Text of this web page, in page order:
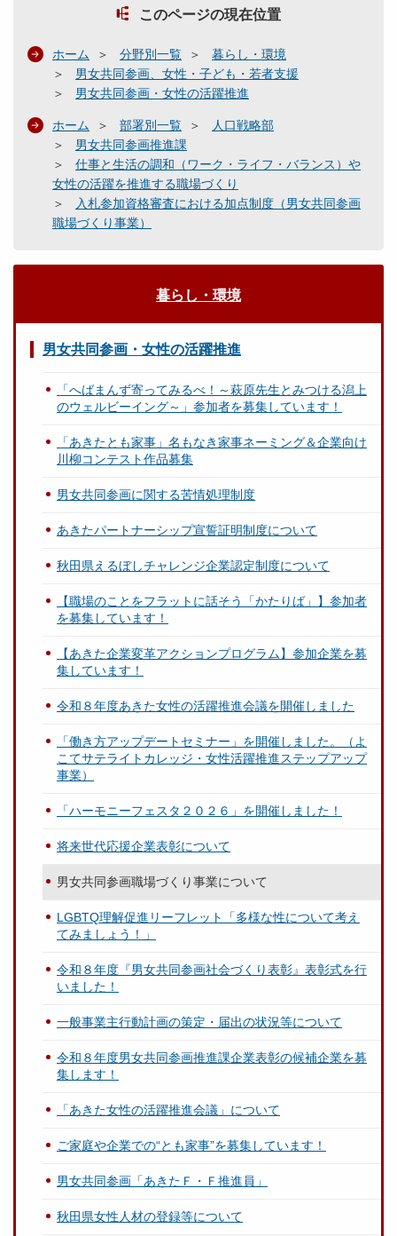
このページの現在位置
ホーム 分野別一覧
暮らし・環境
男女共同参画、女性・子ども・若者支援
男女共同参画・女性の活躍推進
ホーム 部署別一覧
人口戦略部
男女共同参画推進課
仕事と生活の調和（ワーク・ライフ・バランス）や
女性の活躍を推進する職場づくり
入札参加資格審査における加点制度（男女共同参画
職場づくり事業）
暮らし・環境
男女共同参画・女性の活躍推進
「へばまんず寄ってみるべ！～萩原先生とみつける潟上
のウェルビーイング～」参加者を募集しています！
「あきたとも家事」名もなき家事ネーミング＆企業向け
川柳コンテスト作品募集
男女共同参画に関する苦情処理制度
あきたパートナーシップ宣誓証明制度について
秋田県えるぼしチャレンジ企業認定制度について
【職場のことをフラットに話そう「かたりば」】参加者
を募集しています！
【あきた企業変革アクションプログラム】参加企業を募
集しています！
令和８年度あきた女性の活躍推進会議を開催しました
「働き方アップデートセミナー」を開催しました。（よ
こてサテライトカレッジ・女性活躍推進ステップアップ
事業）
「ハーモニーフェスタ２０２６」を開催しました！
将来世代応援企業表彰について
男女共同参画職場づくり事業について
LGBTQ理解促進リーフレット「多様な性について考え
てみましょう！」
令和８年度『男女共同参画社会づくり表彰』表彰式を行
いました！
一般事業主行動計画の策定・届出の状況等について
令和８年度男女共同参画推進課企業表彰の候補企業を募
集します！
「あきた女性の活躍推進会議」について
ご家庭や企業での“とも家事”を募集しています！
男女共同参画「あきたＦ・Ｆ推進員」
秋田県女性人材の登録等について